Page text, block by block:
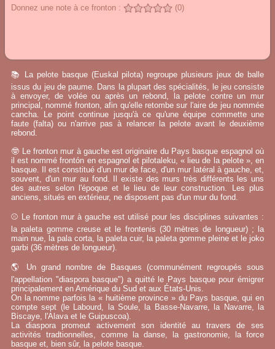
Donnez une note à ce fronton : (0)
📚 La pelote basque (Euskal pilota) regroupe plusieurs jeux de balle
issus du jeu de paume. Dans la plupart des spécialités, le jeu consiste
à envoyer, de volée ou après un rebond, la pelote contre un mur
principal, nommé fronton, afin qu'elle retombe sur l'aire de jeu nommée
cancha. Le point continue jusqu'à ce qu'une équipe commette une
faute (falta) ou n'arrive pas à relancer la pelote avant le deuxième
rebond.
🤓 Le fronton mur à gauche est originaire du Pays basque espagnol où
il est nommé frontón en espagnol et pilotaleku, « lieu de la pelote », en
basque. Il est constitué d'un mur de face, d'un mur latéral à gauche, et,
souvent, d'un mur au fond. Il existe des murs très différents les uns
des autres selon l'époque et le lieu de leur construction. Les plus
anciens, situés en extérieur, ne disposent pas d'un mur du fond.
⚾ Le fronton mur à gauche est utilisé pour les disciplines suivantes :
la paleta gomme creuse et le frontenis (30 mètres de longueur) ; la
main nue, la pala corta, la paleta cuir, la paleta gomme pleine et le joko
garbi (36 mètres de longueur).
🌎 Un grand nombre de Basques (communément regroupés sous
l'appellation "diaspora basque") a quitté le Pays basque pour émigrer
principalement en Amérique du Sud et aux États-Unis.
On la nomme parfois la « huitième province » du Pays basque, qui en
compte sept (le Labourd, la Soule, la Basse-Navarre, la Navarre, la
Biscaye, l'Alava et le Guipuscoa).
La diaspora promeut activement son identité au travers de ses
activités tradtionnelles, comme la danse, la gastronomie, la force
basque et, bien sûr, la pelote basque.